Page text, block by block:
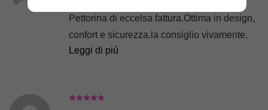
Pettorina di eccelsa fattura.Ottima in design,
confort e sicurezza.la consiglio vivamente.
L’ideale per trascorrere le passeggiate in
Leggi di più